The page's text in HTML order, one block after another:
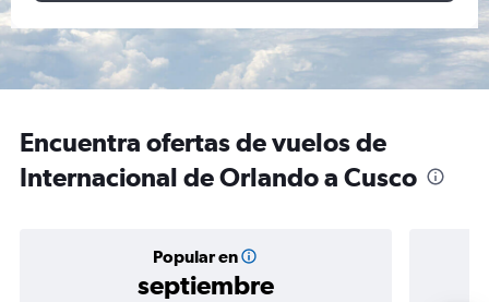
Encuentra ofertas de vuelos de
Internacional de Orlando a Cusco
Popular en
septiembre